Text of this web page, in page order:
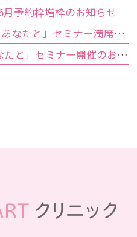
予約枠増枠のお知らせ
8月22日(土)「ラストダンスあなたと」セミナー満席のお知らせ
8月22日「ラストダンスあなたと」セミナー開催のお知らせ